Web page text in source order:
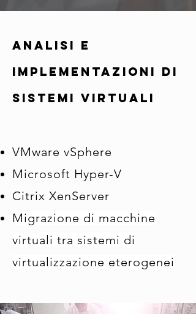
Analisi e
Implementazioni di
Sistemi Virtuali
VMware vSphere
Microsoft Hyper-V
Citrix XenServer
Migrazione di macchine
virtuali tra sistemi di
virtualizzazione eterogenei